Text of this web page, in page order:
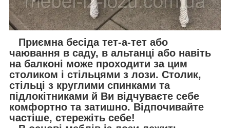
Приємна бесіда тет-а-тет або
чаювання в саду, в альтанці або навіть
на балконі може проходити за цим
столиком і стільцями з лози. Столик,
стільці з круглими спинками та
підлокітниками й Ви відчуваєте себе
комфортно та затишно. Відпочивайте
частіше, стережіть себе!